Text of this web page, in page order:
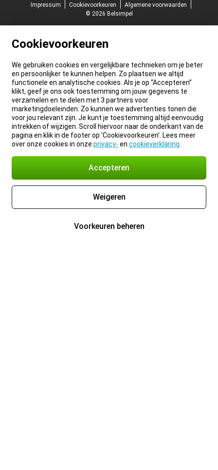
Impressum
Cookievoorkeuren
Algemene voorwaarden
© 2026 Belsimpel
Cookievoorkeuren
We gebruiken cookies en vergelijkbare technieken om je beter
en persoonlijker te kunnen helpen. Zo plaatsen we altijd
functionele en analytische cookies. Als je op “Accepteren”
klikt, geef je ons ook toestemming om jouw gegevens te
verzamelen en te delen met 3 partners voor
marketingdoeleinden. Zo kunnen we advertenties tonen die
voor jou relevant zijn. Je kunt je toestemming altijd eenvoudig
intrekken of wijzigen. Scroll hiervoor naar de onderkant van de
pagina en klik in de footer op 'Cookievoorkeuren'. Lees meer
over onze cookies in onze privacy- en cookieverklaring
Accepteren
Weigeren
Voorkeuren beheren